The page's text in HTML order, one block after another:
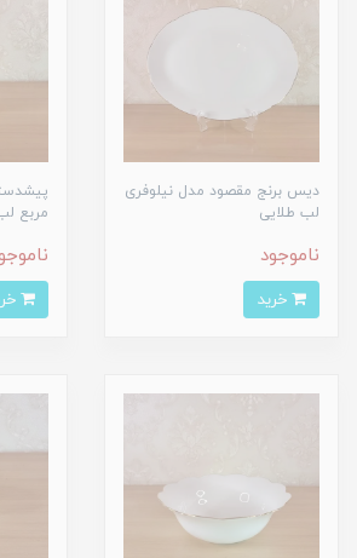
دیس برنج مقصود مدل نیلوفری
لب طلایی
ناموجود
مربع لب